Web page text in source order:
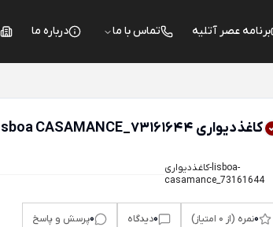
برنامه عصر آتلیه تماس با ما درباره ما
کاغذدیواری Lisboa CASAMANCE_73161644
کاغذدیواری-lisboa-
casamance_73161644
0نمره (از 0 امتیاز) 0دیدگاه 0پرسش و پاسخ